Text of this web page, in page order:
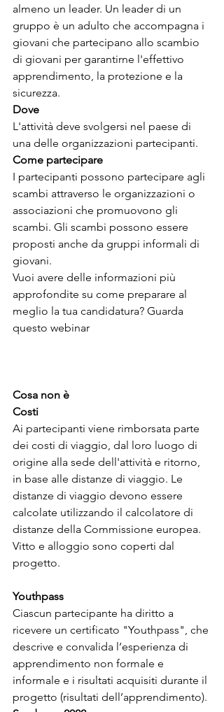
almeno un leader. Un leader di un
gruppo è un adulto che accompagna i
giovani che partecipano allo scambio
di giovani per garantirne l'effettivo
apprendimento, la protezione e la
sicurezza.
Dove
L'attività deve svolgersi nel paese di
una delle organizzazioni partecipanti.
Come partecipare
I partecipanti possono partecipare agli
scambi attraverso le organizzazioni o
associazioni che promuovono gli
scambi. Gli scambi possono essere
proposti anche da gruppi informali di
giovani.
Vuoi avere delle informazioni più
approfondite su come preparare al
meglio la tua candidatura? Guarda
questo webinar
Cosa non è
Costi
Ai partecipanti viene rimborsata parte
dei costi di viaggio, dal loro luogo di
origine alla sede dell'attività e ritorno,
in base alle distanze di viaggio. Le
distanze di viaggio devono essere
calcolate utilizzando il calcolatore di
distanze della Commissione europea.
Vitto e alloggio sono coperti dal
progetto.
Youthpass
Ciascun partecipante ha diritto a
ricevere un certificato "Youthpass", che
descrive e convalida l’esperienza di
apprendimento non formale e
informale e i risultati acquisiti durante il
progetto (risultati dell’apprendimento).